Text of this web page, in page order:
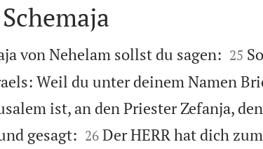
von Nehelam sollst du sagen:
25
Weil du unter deinem Namen
ist, an den Priester Zefanja,
gesagt:
26 Der HERR hat dich